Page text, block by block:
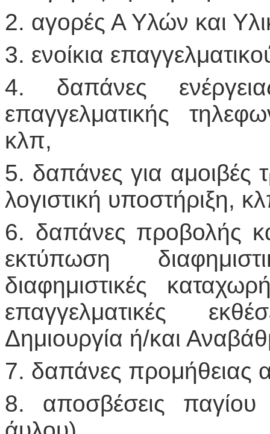
2. αγορές Α Υλών και
3. ενοίκια
4. δαπάνες
επαγγελματικής
κλπ,
5. δαπάνες για αμοιβές
λογιστική υποστήριξη,
6. δαπάνες προβολής
εκτύπωση
διαφημιστικές
επαγγελματικές
Δημιουργία ή/και
7. δαπάνες προμήθειας
8. αποσβέσεις παγίου